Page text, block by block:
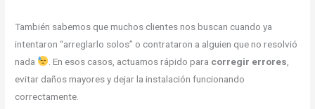
También sabemos que muchos clientes nos buscan cuando ya
intentaron “arreglarlo solos” o contrataron a alguien que no resolvió
nada
. En esos casos, actuamos rápido para corregir errores
evitar daños mayores y dejar la instalación funcionando
correctamente.